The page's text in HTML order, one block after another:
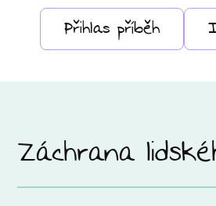
Přihlas příběh
Záchrana